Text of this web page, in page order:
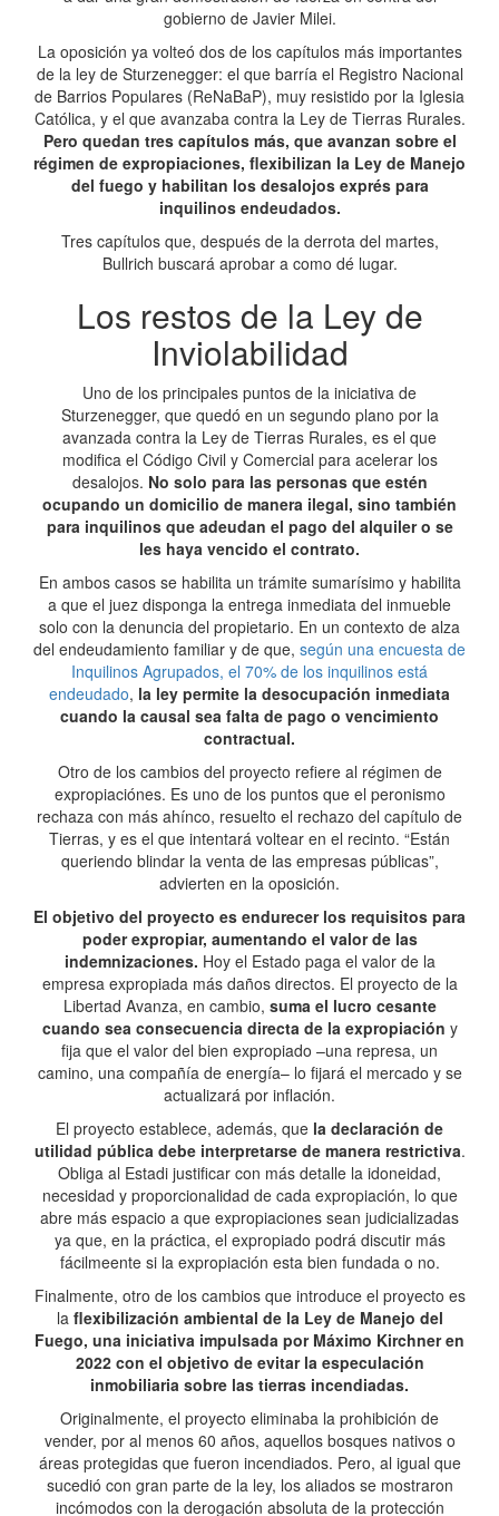
gobierno de Javier Milei.
La oposición ya volteó dos de los capítulos más importantes
de la ley de Sturzenegger: el que barría el Registro Nacional
de Barrios Populares (ReNaBaP), muy resistido por la Iglesia
Católica, y el que avanzaba contra la Ley de Tierras Rurales.
Pero quedan tres capítulos más, que avanzan sobre el
régimen de expropiaciones, flexibilizan la Ley de Manejo
del fuego y habilitan los desalojos exprés para
inquilinos endeudados.
Tres capítulos que, después de la derrota del martes,
Bullrich buscará aprobar a como dé lugar.
Los restos de la Ley de
Inviolabilidad
Uno de los principales puntos de la iniciativa de
Sturzenegger, que quedó en un segundo plano por la
avanzada contra la Ley de Tierras Rurales, es el que
modifica el Código Civil y Comercial para acelerar los
desalojos. No solo para las personas que estén
ocupando un domicilio de manera ilegal, sino también
para inquilinos que adeudan el pago del alquiler o se
les haya vencido el contrato.
En ambos casos se habilita un trámite sumarísimo y habilita
a que el juez disponga la entrega inmediata del inmueble
solo con la denuncia del propietario. En un contexto de alza
del endeudamiento familiar y de que, según una encuesta de
Inquilinos Agrupados, el 70% de los inquilinos está
endeudado, la ley permite la desocupación inmediata
cuando la causal sea falta de pago o vencimiento
contractual.
Otro de los cambios del proyecto refiere al régimen de
expropiaciónes. Es uno de los puntos que el peronismo
rechaza con más ahínco, resuelto el rechazo del capítulo de
Tierras, y es el que intentará voltear en el recinto. “Están
queriendo blindar la venta de las empresas públicas”,
advierten en la oposición.
El objetivo del proyecto es endurecer los requisitos para
poder expropiar, aumentando el valor de las
indemnizaciones. Hoy el Estado paga el valor de la
empresa expropiada más daños directos. El proyecto de la
Libertad Avanza, en cambio, suma el lucro cesante
cuando sea consecuencia directa de la expropiación y
fija que el valor del bien expropiado –una represa, un
camino, una compañía de energía– lo fijará el mercado y se
actualizará por inflación.
El proyecto establece, además, que la declaración de
utilidad pública debe interpretarse de manera restrictiva.
Obliga al Estadi justificar con más detalle la idoneidad,
necesidad y proporcionalidad de cada expropiación, lo que
abre más espacio a que expropiaciones sean judicializadas
ya que, en la práctica, el expropiado podrá discutir más
fácilmeente si la expropiación esta bien fundada o no.
Finalmente, otro de los cambios que introduce el proyecto es
la flexibilización ambiental de la Ley de Manejo del
Fuego, una iniciativa impulsada por Máximo Kirchner en
2022 con el objetivo de evitar la especulación
inmobiliaria sobre las tierras incendiadas.
Originalmente, el proyecto eliminaba la prohibición de
vender, por al menos 60 años, aquellos bosques nativos o
áreas protegidas que fueron incendiados. Pero, al igual que
sucedió con gran parte de la ley, los aliados se mostraron
incómodos con la derogación absoluta de la protección